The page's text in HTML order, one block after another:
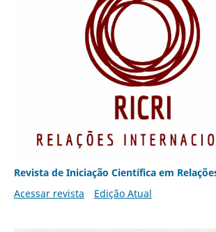
Revista de Iniciação Científica em
Acessar revista
Edição Atual